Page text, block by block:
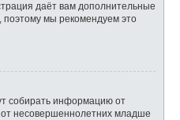
даёт вам дополнительные
поэтому мы рекомендуем это
собирать информацию от
несовершеннолетних младше